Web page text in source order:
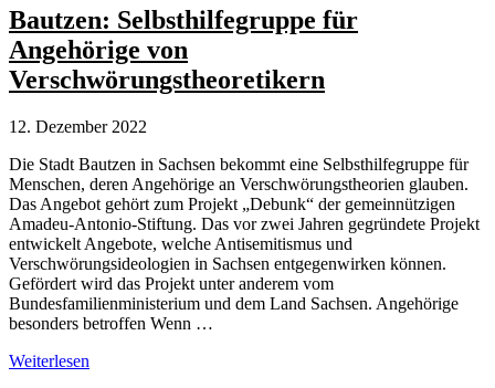
Ganser
spricht
zum
Ukraine-
Krieg
Bautzen: Selbsthilfegruppe für
Angehörige von
Verschwörungstheoretikern
12. Dezember 2022
Die Stadt Bautzen in Sachsen bekommt eine Selbsthilfegruppe für
Menschen, deren Angehörige an Verschwörungstheorien glauben.
Das Angebot gehört zum Projekt „Debunk“ der gemeinnützigen
Amadeu-Antonio-Stiftung. Das vor zwei Jahren gegründete Projekt
entwickelt Angebote, welche Antisemitismus und
Verschwörungsideologien in Sachsen entgegenwirken können.
Gefördert wird das Projekt unter anderem vom
Bundesfamilienministerium und dem Land Sachsen. Angehörige
besonders betroffen Wenn …
Bautzen:
Weiterlesen